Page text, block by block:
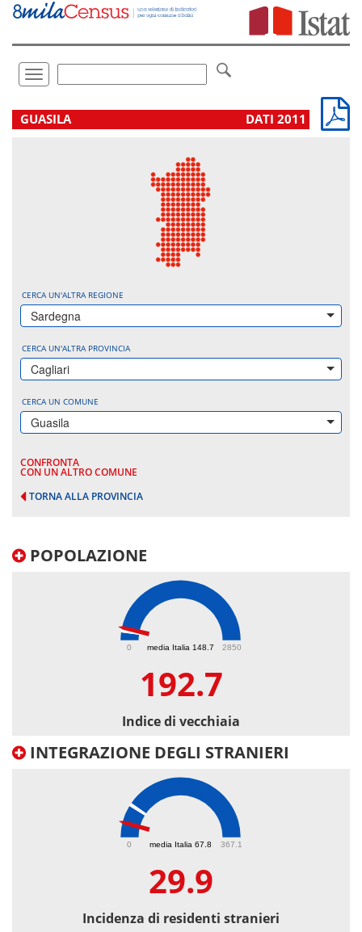
Vai
direttamente
Toggle
navigation
.
GUASILA DATI 2011
CERCA UN'ALTRA REGIONE
Sardegna
CERCA UN'ALTRA PROVINCIA
Cagliari
CERCA UN COMUNE
Guasila
CONFRONTA
CON UN ALTRO COMUNE
TORNA ALLA PROVINCIA
POPOLAZIONE
media Italia 148.7
0 2850
192.7
Indice di vecchiaia
INTEGRAZIONE DEGLI STRANIERI
media Italia 67.8
0 367.1
29.9
Incidenza di residenti stranieri